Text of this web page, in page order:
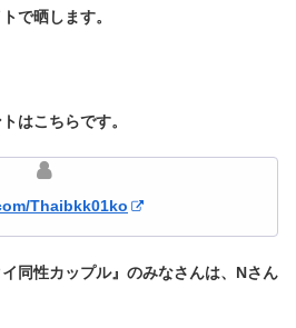
で晒します。
はこちらです。
Thaibkk01ko
同性カップル』のみなさんは、Nさん